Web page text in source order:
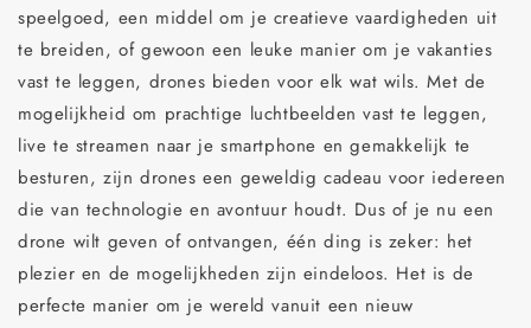
speelgoed, een middel om je creatieve vaardigheden uit
te breiden, of gewoon een leuke manier om je vakanties
vast te leggen, drones bieden voor elk wat wils. Met de
mogelijkheid om prachtige luchtbeelden vast te leggen,
live te streamen naar je smartphone en gemakkelijk te
besturen, zijn drones een geweldig cadeau voor iedereen
die van technologie en avontuur houdt. Dus of je nu een
drone wilt geven of ontvangen, één ding is zeker: het
plezier en de mogelijkheden zijn eindeloos. Het is de
perfecte manier om je wereld vanuit een nieuw